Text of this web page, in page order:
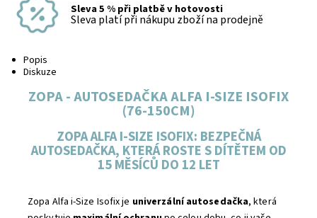
Sleva 5 % při platbě v hotovosti
Sleva platí při nákupu zboží na prodejně
Popis
Diskuze
ZOPA - AUTOSEDAČKA ALFA I-SIZE ISOFIX
(76-150CM)
ZOPA ALFA I-SIZE ISOFIX: BEZPEČNÁ
AUTOSEDAČKA, KTERÁ ROSTE S DÍTĚTEM OD
15 MĚSÍCŮ DO 12 LET
Zopa Alfa i-Size Isofix je univerzální autosedačka, která